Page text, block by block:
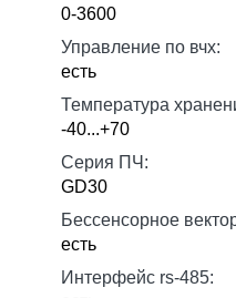
0-3600
Управление по вчх:
есть
Температура
-40...+70
Серия ПЧ:
GD30
Бессенсорное
есть
Интерфейс rs-485: